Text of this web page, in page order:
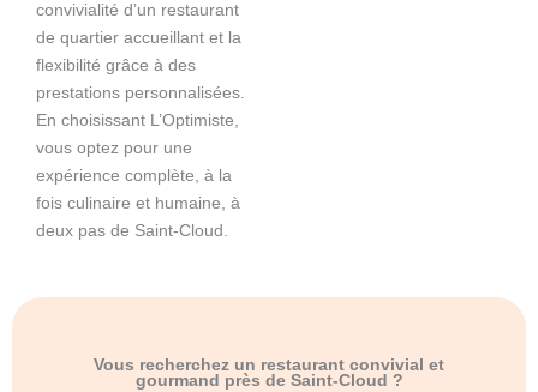
convivialité d’un restaurant
de quartier accueillant et la
flexibilité grâce à des
prestations personnalisées.
En choisissant L’Optimiste,
vous optez pour une
expérience complète, à la
fois culinaire et humaine, à
deux pas de Saint-Cloud.
Vous recherchez un restaurant convivial et
gourmand près de Saint-Cloud ?